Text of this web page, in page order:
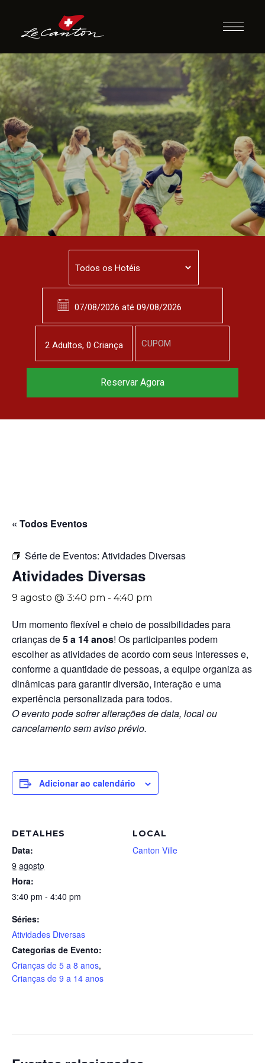
Atividades
Diversas
« Todos Eventos
Série de Eventos: Atividades Diversas
Atividades Diversas
9 agosto @ 3:40 pm - 4:40 pm
Um momento flexível e cheio de possibilidades para
crianças de5 a 14 anos! Os participantes podem
escolher as atividades de acordo com seus interesses e,
conforme a quantidade de pessoas, a equipe organiza as
dinâmicas para garantir diversão, interação e uma
experiência personalizada para todos.
O evento pode sofrer alterações de data, local ou
cancelamento sem aviso prévio.
Adicionar ao calendário
DETALHES
Data:
9 agosto
Hora:
3:40 pm - 4:40 pm
Séries:
Atividades Diversas
Categorias de Evento:
Crianças de 5 a 8 anos,
Crianças de 9 a 14 anos
LOCAL
Canton Ville
2 Adultos, 0 Criança
Reservar Agora